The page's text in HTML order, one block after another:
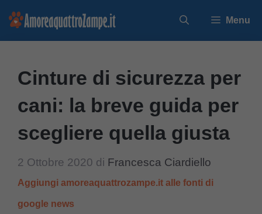
Vai
Menu
Cinture di sicurezza per
cani: la breve guida per
scegliere quella giusta
2 Ottobre 2020 di Francesca Ciardiello
Aggiungi amoreaquattrozampe.it alle fonti di
google news